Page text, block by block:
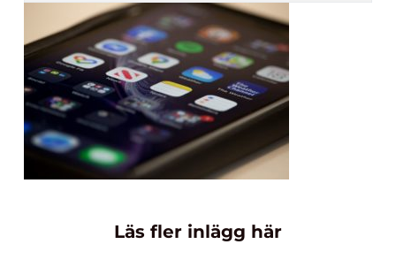
Läs fler inlägg här